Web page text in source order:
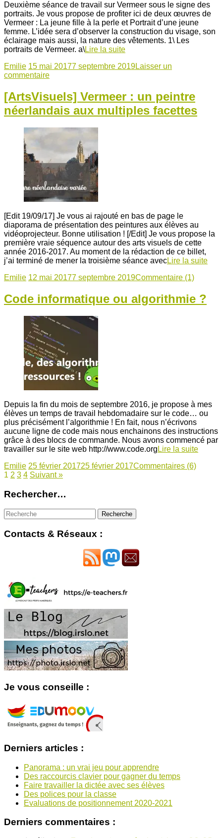
Deuxième séance de travail sur Vermeer sous le signe des
portraits. Je vous propose de profiter ici de deux œuvres de
Vermeer : La jeune fille à la perle et Portrait d’une jeune
femme. L’idée sera d’observer la construction du visage, son
éclairage mais aussi, la nature des vêtements. 1\ Les
portraits de Vermeer. a\Lire la suite
Emilie 15 mai 20177 septembre 2019Laisser un
commentaire
[ArtsVisuels] Vermeer : un peintre
néerlandais aux multiples facettes
[Edit 19/09/17] Je vous ai rajouté en bas de page le
diaporama de présentation des peintures aux élèves au
vidéoprojecteur. Bonne utilisation ! [/Edit] Je vous propose la
première vraie séquence autour des arts visuels de cette
année 2016-2017. Au moment de la rédaction de ce billet,
j’ai terminé de mener la troisième séance avecLire la suite
Emilie 12 mai 20177 septembre 2019Commentaire (1)
Code informatique ou algorithmie ?
Depuis la fin du mois de septembre 2016, je propose à mes
élèves un temps de travail hebdomadaire sur le code… ou
plus précisément l’algorithmie ! En fait, nous n’écrivons
aucune ligne de code mais nous enchainons des instructions
grâce à des blocs de commande. Nous avons commencé par
travailler sur le site web http://www.code.org Lire la suite
Emilie 25 février 201725 février 2017Commentaires (6)
1 2 3 4 Suivant »
Rechercher…
Contacts & Réseaux :
Je vous conseille :
Derniers articles :
Panorama : un vrai jeu pour apprendre
Des raccourcis clavier pour gagner du temps
Faire travailler la dictée avec ses élèves
Des polices pour la classe
Evaluations de positionnement 2020-2021
Derniers commentaires :